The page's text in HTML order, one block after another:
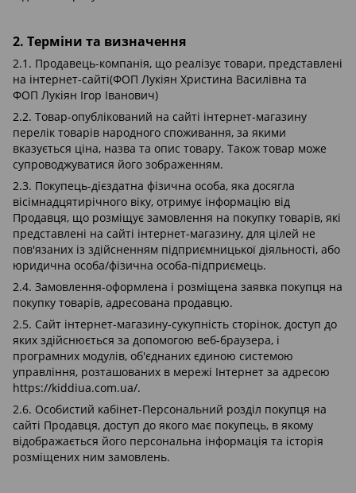
2. Терміни та визначення
2.1. Продавець-компанія, що реалізує товари, представлені
на інтернет-сайті(ФОП Лукіян Христина Василівна та
ФОП Лукіян Ігор Іванович)
2.2. Товар-опублікований на сайті інтернет-магазину
перелік товарів народного споживання, за якими
вказується ціна, назва та опис товару. Також товар може
супроводжуватися його зображенням.
2.3. Покупець-дієздатна фізична особа, яка досягла
вісімнадцятирічного віку, отримує інформацію від
Продавця, що розміщує замовлення на покупку товарів, які
представлені на сайті інтернет-магазину, для цілей не
пов'язаних із здійсненням підприємницької діяльності, або
юридична особа/фізична особа-підприємець.
2.4. Замовлення-оформлена і розміщена заявка покупця на
покупку товарів, адресована продавцю.
2.5. Сайт інтернет-магазину-сукупність сторінок, доступ до
яких здійснюється за допомогою веб-браузера, і
програмних модулів, об'єднаних єдиною системою
управління, розташованих в мережі Інтернет за адресою
https://kiddiua.com.ua/.
2.6. Особистий кабінет-Персональний розділ покупця на
сайті Продавця, доступ до якого має покупець, в якому
відображається його персональна інформація та історія
розміщених ним замовлень.